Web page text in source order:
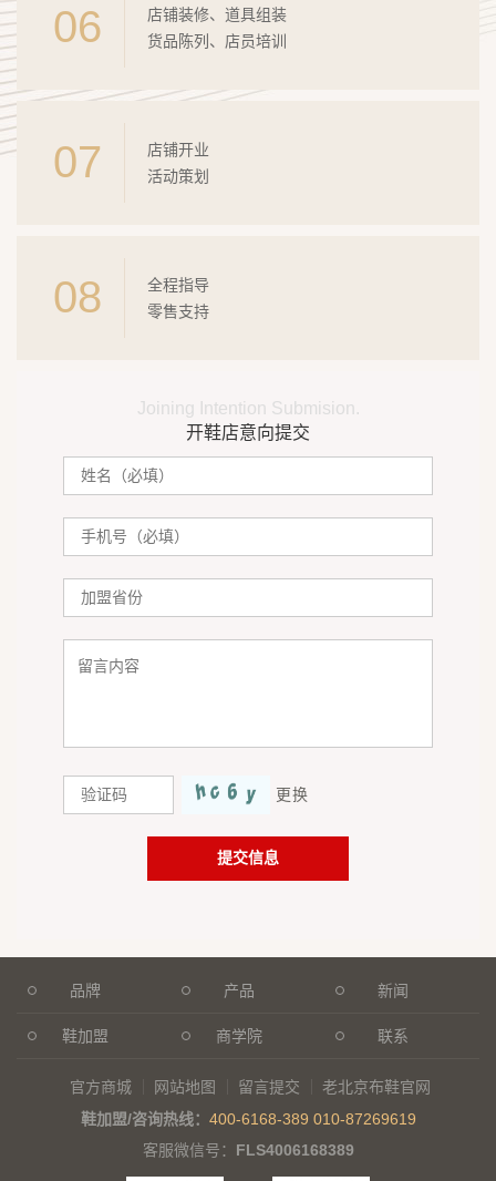
06
店铺装修、道具组装
货品陈列、店员培训
07
店铺开业
活动策划
08
全程指导
零售支持
Joining Intention Submision.
开鞋店意向提交
更换
品牌 产品 新闻
鞋加盟 商学院 联系
官方商城 网站地图 留言提交
老北京布鞋官网
鞋加盟/咨询热线： 400-6168-389 010-87269619
客服微信号： FLS4006168389